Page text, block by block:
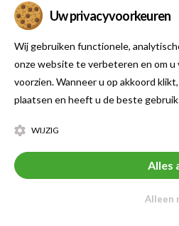
Uw privacyvoorkeuren
Wij gebruiken functionele,
onze website te verbeteren en om
voorzien. Wanneer u op akkoord
plaatsen en heeft u de beste
WIJZIG
Alles
Alleen